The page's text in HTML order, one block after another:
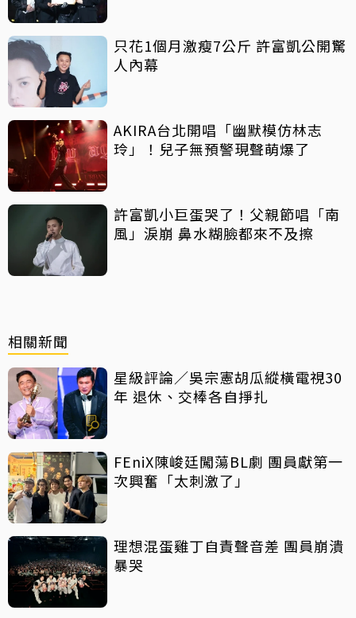
只花1個月激瘦7公斤 許富凱公開驚
人內幕
AKIRA台北開唱「幽默模仿林志
玲」！兒子無預警現聲萌爆了
許富凱小巨蛋哭了！父親節唱「南
風」淚崩 鼻水糊臉都來不及擦
相關新聞
星級評論／吳宗憲胡瓜縱橫電視30
年 退休、交棒各自掙扎
FEniX陳峻廷闖蕩BL劇 團員獻第一
次興奮「太刺激了」
理想混蛋雞丁自責聲音差 團員崩潰
暴哭